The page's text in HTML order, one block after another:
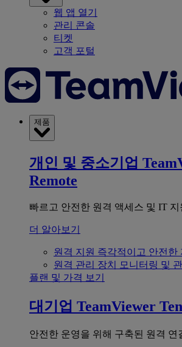
웹 앱 열기
관리 콘솔
티켓
고객 포털
제품
개인 및 중소기업
Remote
빠르고 안전한 원격 액세스 및 IT 지
더 알아보기
원격 지원 즉각적이고 안전한
원격 관리 장치 모니터링 및 관
플랜 및 가격 보기
대기업 TeamViewer
안전한 운영을 위해 구축된 원격 연